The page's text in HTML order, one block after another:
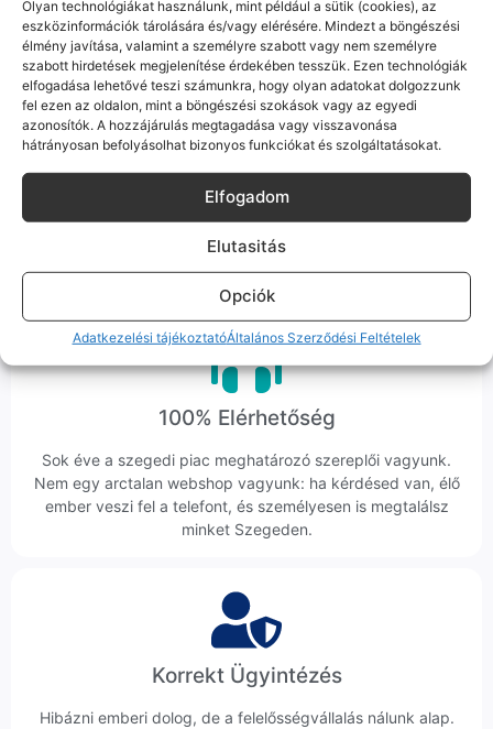
Olyan technológiákat használunk, mint például a sütik (cookies), az
eszközinformációk tárolására és/vagy elérésére. Mindezt a böngészési
élmény javítása, valamint a személyre szabott vagy nem személyre
szabott hirdetések megjelenítése érdekében tesszük. Ezen technológiák
elfogadása lehetővé teszi számunkra, hogy olyan adatokat dolgozzunk
fel ezen az oldalon, mint a böngészési szokások vagy az egyedi
azonosítók. A hozzájárulás megtagadása vagy visszavonása
hátrányosan befolyásolhat bizonyos funkciókat és szolgáltatásokat.
Elfogadom
Elutasitás
Opciók
Adatkezelési tájékoztatóÁltalános Szerződési Feltételek
Bizonyos esetekben gyári vagy prémium minőségű
alkatrészekre (pl. új akkumulátorra vagy kijelzőre)
cseréljük a régieket.
előfordulhat az "Ismeretlen alkatrész" jelzés, de ne aggódj, ez
csak a gyártó szoftveres üzenete – a telefonod ettől még
S-széria) a gyárinál rosszabb minőségű az alkatrész, azt a
termékleírásban külön jelezzük neked.
100% Elérhetőség
Sok éve a szegedi piac meghatározó szereplői vagyunk.
Nem egy arctalan webshop vagyunk: ha kérdésed van, élő
ember veszi fel a telefont, és személyesen is megtalálsz
minket Szegeden.
Korrekt Ügyintézés
Hibázni emberi dolog, de a felelősségvállalás nálunk alap.